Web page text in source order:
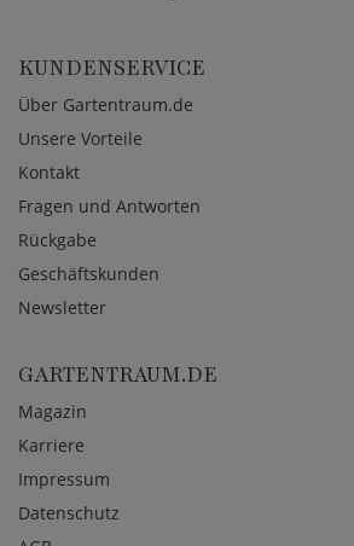
KUNDENSERVICE
Über Gartentraum.de
Unsere Vorteile
Kontakt
Fragen und Antworten
Rückgabe
Geschäftskunden
Newsletter
GARTENTRAUM.DE
Magazin
Karriere
Impressum
Datenschutz